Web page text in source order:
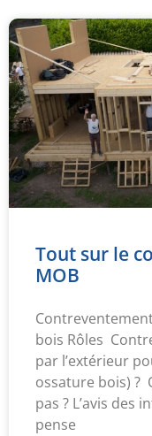
Tout sur le
MOB
bois Rôles
par l’extérieur
ossature bois) ?
pas ? L’avis des
pense